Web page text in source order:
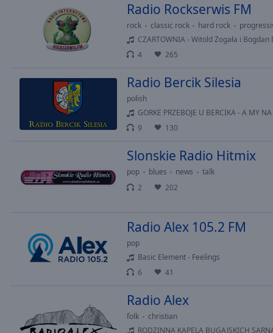
selected
in-
window.
window.
Escape
Radio Rockserwis FM
rock classic rock hard rock
CZARTOWNIA - Witold Żogała i
4
265
Radio Bercik Silesia
polish
GORKE PRZEBOJE U BERCIKA - A MY
9
130
Slonskie Radio Hitmix
pop blues news
talk
2
202
Radio Alex 105.2 FM
pop
Basic Element - Feelings
6
41
Radio Alex
folk
christian
RODZINNA KAPELA BUGAJSKICH